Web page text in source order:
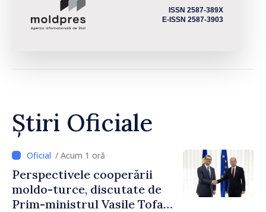
ISSN 2587-389X
E-ISSN 2587-3903
Știri Oficiale
/ Acum 1 oră
Perspectivele cooperării
moldo-turce, discutate de
Prim-ministrul Vasile Tofan